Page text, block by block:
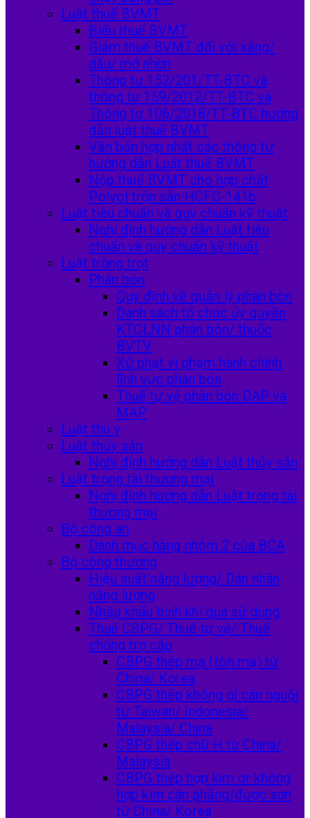
Luật thuế BVMT
Biểu thuế BVMT
Giảm thuế BVMT đối với xăng/
dầu/ mỡ nhờn
Thông tư 152/201/TT-BTC và
thông tư 159/2012/TT-BTC và
Thông tư 106/2018/TT-BTC hướng
dẫn luật thuế BVMT
Văn bản hợp nhất các thông tư
hướng dẫn Luật thuế BVMT
Nộp thuế BVMT cho hợp chất
Polyol trộn sẵn HCFC-141b
Luật tiêu chuẩn và quy chuẩn kỹ thuật
Nghị định hướng dẫn Luật tiêu
chuẩn và quy chuẩn kỹ thuật
Luật trồng trọt
Phân bón
Quy định về quản lý phân bón
Danh sách tổ chức ủy quyền
KTCLNN phân bón/ thuốc
BVTV
Xử phạt vi phạm hành chính
lĩnh vực phân bón
Thuế tự vệ phân bón DAP và
MAP
Luật thú y
Luật thủy sản
Nghị định hướng dẫn Luật thủy sản
Luật trọng tài thương mại
Nghị định hướng dẫn Luật trọng tài
thương mại
Bộ công an
Danh mục hàng nhóm 2 của BCA
Bộ công thương
Hiệu suất năng lượng/ Dán nhãn
năng lượng
Nhập khẩu bình khí qua sử dụng
Thuế CBPG/ Thuế tự vệ/ Thuế
chống trợ cấp
CBPG thép mạ (tôn mạ) từ
China/ Korea
CBPG thép không gỉ cán nguội
từ Taiwan/ Indonesia/
Malaysia/ China
CBPG thép chữ H từ China/
Malaysia
CBPG thép hợp kim or không
hợp kim cán phẳng/được sơn
từ China/ Korea